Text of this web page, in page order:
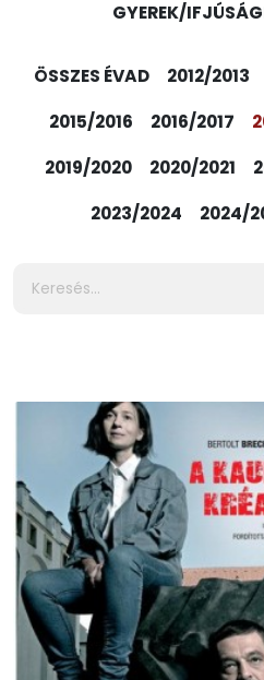
GYEREK/
ÖSSZES ÉVAD 2012/2013
2015/2016
2016/2017
2019/2020
2020/2021
2023/2024
2024/